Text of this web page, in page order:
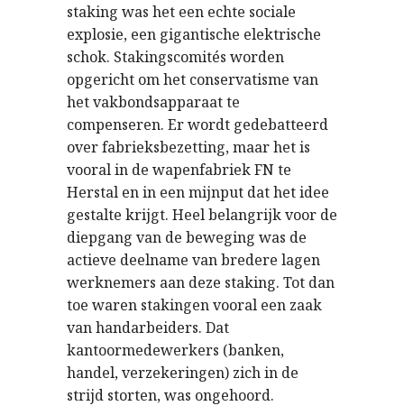
staking was het een echte sociale
explosie, een gigantische elektrische
schok. Stakingscomités worden
opgericht om het conservatisme van
het vakbondsapparaat te
compenseren. Er wordt gedebatteerd
over fabrieksbezetting, maar het is
vooral in de wapenfabriek FN te
Herstal en in een mijnput dat het idee
gestalte krijgt. Heel belangrijk voor de
diepgang van de beweging was de
actieve deelname van bredere lagen
werknemers aan deze staking. Tot dan
toe waren stakingen vooral een zaak
van handarbeiders. Dat
kantoormedewerkers (banken,
handel, verzekeringen) zich in de
strijd storten, was ongehoord.